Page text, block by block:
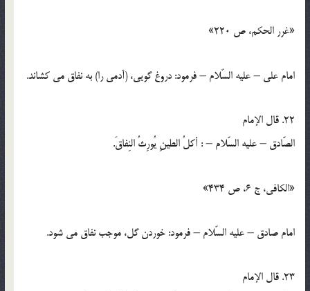
«غرر الحكم، ص 220»
امام علي – عليه السّلام – فرمود: دروغ گويي، (آدمي را) به نفاق مي كشاند.
22. قال الإمام
الصّادق – عليه السّلام – : أكلُ الطينِ يُورِثُ النِفاقَ.
«الكافي، ج 6، ص 434»
امام صادق – عليه السّلام – فرمود: خوردن گل، موجب نفاق مي شود.
23. قال الإمام